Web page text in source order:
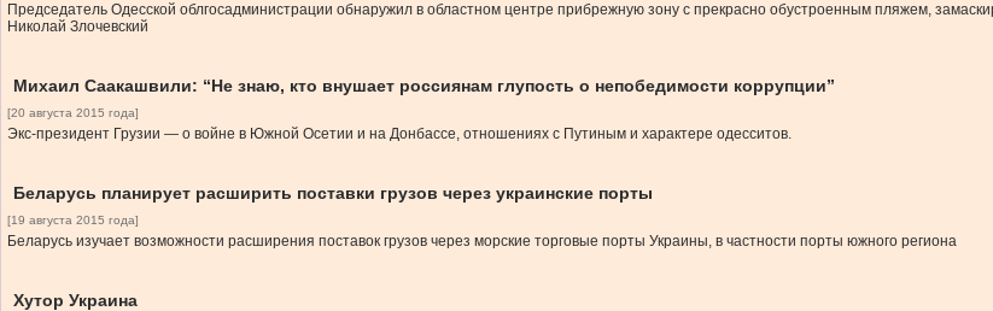
Председатель Одесской облгосадминистрации обнаружил в областном центре прибрежную зону с прекрасно обустроенным пляжем,
Николай Злочевский
Михаил Саакашвили: “Не знаю, кто внушает россиянам глупость о непобедимости коррупции”
[20 августа 2015 года]
Экс-президент Грузии — о войне в Южной Осетии и на Донбассе, отношениях с Путиным и характере одесситов.
Беларусь планирует расширить поставки грузов через украинские порты
[19 августа 2015 года]
Беларусь изучает возможности расширения поставок грузов через морские торговые порты Украины, в частности порты южного региона
Хутор Украина